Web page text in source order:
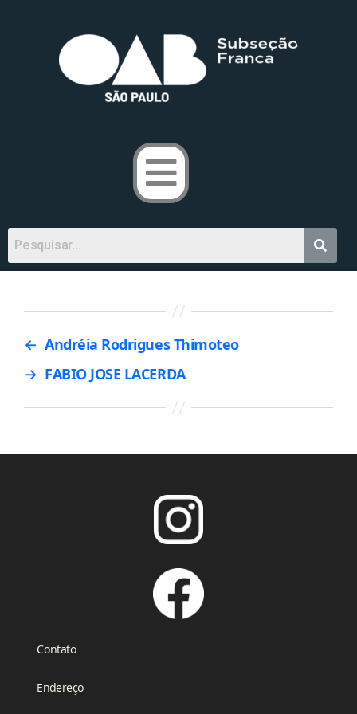
← Andréia Rodrigues Thimoteo
→ FABIO JOSE LACERDA
Contato
Endereço